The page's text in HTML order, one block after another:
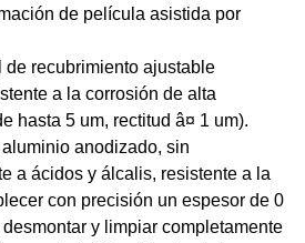
de película asistida por
de recubrimiento ajustable
a la corrosión de alta
hasta 5 um, rectitud â¤ 1 um).
anodizado, sin
a ácidos y álcalis, resistente a la
con precisión un espesor de 0
y limpiar completamente